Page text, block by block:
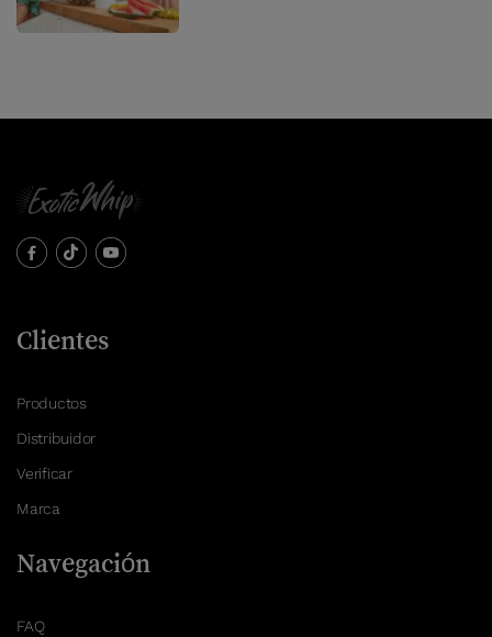
Clientes
Productos
Distribuidor
Verificar
Marca
Navegación
FAQ